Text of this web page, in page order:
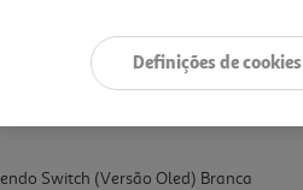
Switch (versão Oled) Branca
Definições de cookies